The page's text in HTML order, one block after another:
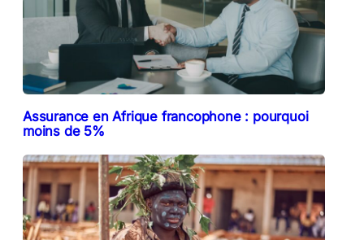
Assurance en Afrique francophone : pourquoi
moins de 5%